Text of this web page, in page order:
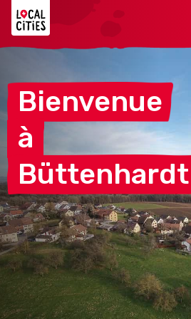
Bienvenue
à
Büttenhardt